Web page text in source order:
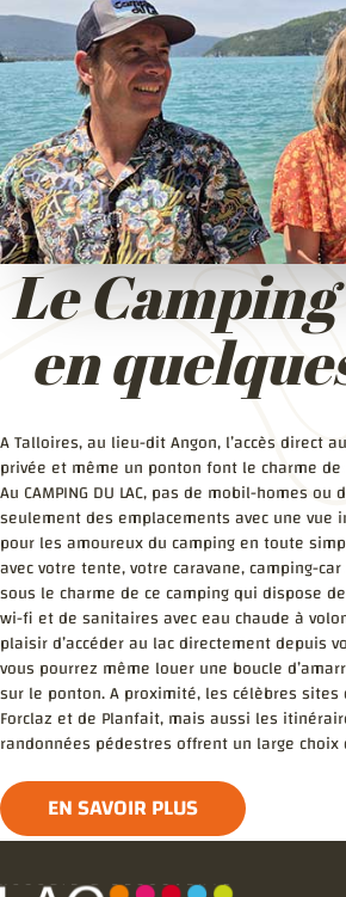
Le
en
A Talloires, au lieu-dit Angon, l’accès direct
privée et même un ponton font le charme
Au CAMPING DU LAC, pas de mobil-homes
seulement des emplacements avec une vue
pour les amoureux du camping en toute
avec votre tente, votre caravane, camping-
sous le charme de ce camping qui dispose
wi-fi et de sanitaires avec eau chaude à
plaisir d’accéder au lac directement depuis
vous pourrez même louer une boucle
sur le ponton. A proximité, les célèbres
Forclaz et de Planfait, mais aussi les
randonnées pédestres offrent un large choix
EN SAVOIR PLUS